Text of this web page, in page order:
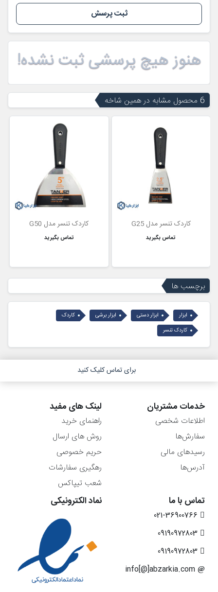
ثبت پرسش
هنوز هیچ پرسشی ثبت نشده!
6 محصول مشابه در همین شاخه
کاردک تنسر مدل G25
تماس بگیرید
کاردک تنسر مدل G50
تماس بگیرید
برچسب ها
ابزار ابزار دستی ابزار برشی
کاردک
کاردک تنسر
برای تماس کلیک کنید
خدمات مشتریان
اطلاعات شخصی
سفارش‌ها
رسیدهای مالی
آدرس‌ها
لینک های مفید
راهنمای خرید
روش های ارسال
حریم خصوصی
رهگیری سفارشات
شعب تیپاکس
تماس با ما نماد الکترونیکی